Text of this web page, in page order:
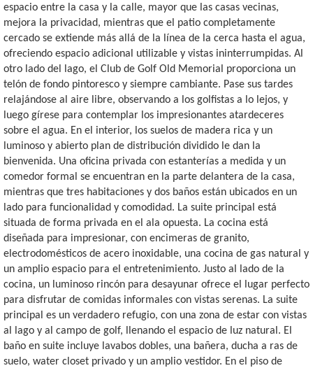
espacio entre la casa y la calle, mayor que las casas vecinas,
mejora la privacidad, mientras que el patio completamente
cercado se extiende más allá de la línea de la cerca hasta el agua,
ofreciendo espacio adicional utilizable y vistas ininterrumpidas. Al
otro lado del lago, el Club de Golf Old Memorial proporciona un
telón de fondo pintoresco y siempre cambiante. Pase sus tardes
relajándose al aire libre, observando a los golfistas a lo lejos, y
luego gírese para contemplar los impresionantes atardeceres
sobre el agua. En el interior, los suelos de madera rica y un
luminoso y abierto plan de distribución dividido le dan la
bienvenida. Una oficina privada con estanterías a medida y un
comedor formal se encuentran en la parte delantera de la casa,
mientras que tres habitaciones y dos baños están ubicados en un
lado para funcionalidad y comodidad. La suite principal está
situada de forma privada en el ala opuesta. La cocina está
diseñada para impresionar, con encimeras de granito,
electrodomésticos de acero inoxidable, una cocina de gas natural y
un amplio espacio para el entretenimiento. Justo al lado de la
cocina, un luminoso rincón para desayunar ofrece el lugar perfecto
para disfrutar de comidas informales con vistas serenas. La suite
principal es un verdadero refugio, con una zona de estar con vistas
al lago y al campo de golf, llenando el espacio de luz natural. El
baño en suite incluye lavabos dobles, una bañera, ducha a ras de
suelo, water closet privado y un amplio vestidor. En el piso de